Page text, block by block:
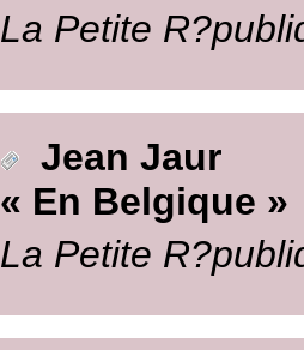
La Petite
Jean Jaur
« En Belgique »
La Petite